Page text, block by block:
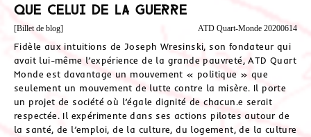
que celui de la guerre
[Billet de blog] ATD Quart-Monde 20200614
Fidèle aux intuitions de Joseph Wresinski, son fondateur qui
avait lui-même l’expérience de la grande pauvreté, ATD Quart
Monde est davantage un mouvement « politique » que
seulement un mouvement de lutte contre la misère. Il porte
un projet de société où l’égale dignité de chacun.e serait
respectée. Il expérimente dans ses actions pilotes autour de
la santé, de l’emploi, de la culture, du logement, de la culture